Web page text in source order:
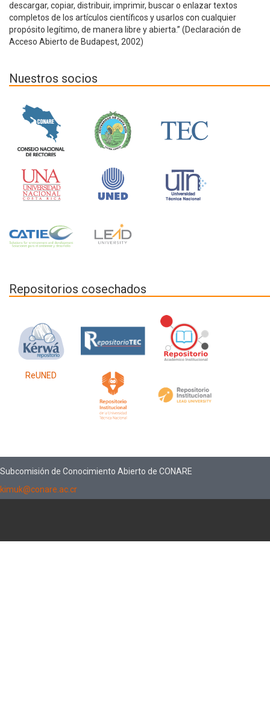
descargar, copiar, distribuir, imprimir, buscar o enlazar textos
completos de los artículos científicos y usarlos con cualquier
propósito legítimo, de manera libre y abierta.” (Declaración de
Acceso Abierto de Budapest, 2002)
Nuestros socios
Repositorios cosechados
ReUNED
Subcomisión de Conocimiento Abierto de CONARE
kimuk@conare.ac.cr